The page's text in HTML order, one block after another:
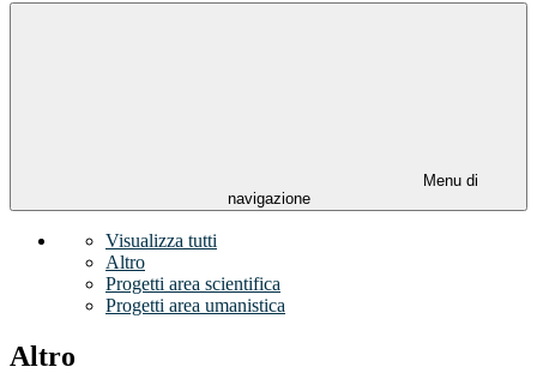
Menu di
navigazione
Visualizza tutti
Altro
Progetti area scientifica
Progetti area umanistica
Altro